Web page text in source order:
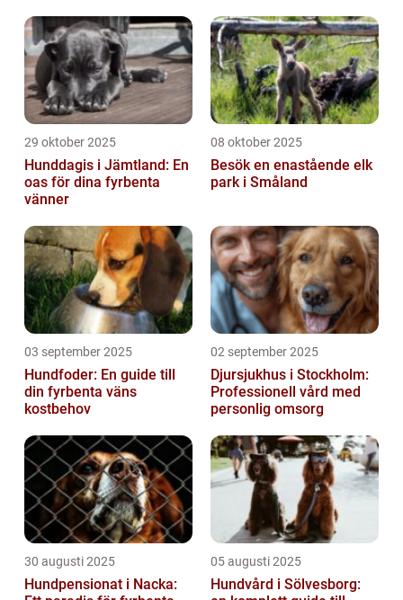
29 oktober 2025
Hunddagis i Jämtland: En
oas för dina fyrbenta
vänner
08 oktober 2025
Besök en enastående elk
park i Småland
03 september 2025
Hundfoder: En guide till
din fyrbenta väns
kostbehov
02 september 2025
Djursjukhus i Stockholm:
Professionell vård med
personlig omsorg
30 augusti 2025
Hundpensionat i Nacka:
05 augusti 2025
Hundvård i Sölvesborg: